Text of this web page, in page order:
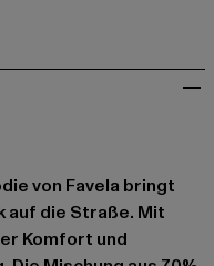
von Favela bringt
die Straße. Mit
Komfort und